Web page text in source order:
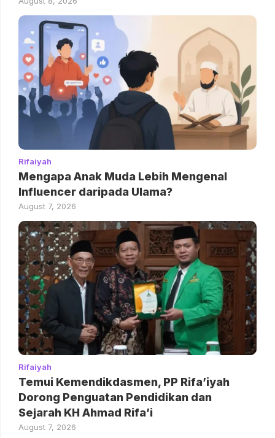
Rifaiyah
Mengapa Anak Muda Lebih Mengenal
Influencer daripada Ulama?
August 7, 2026
Rifaiyah
Temui Kemendikdasmen, PP Rifa’iyah
Dorong Penguatan Pendidikan dan
Sejarah KH Ahmad Rifa’i
August 7, 2026